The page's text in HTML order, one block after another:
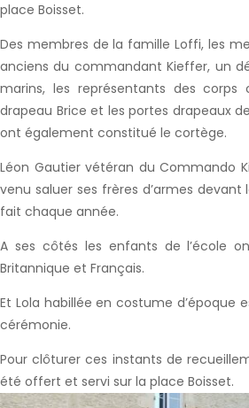
place Boisset.
Des membres de la famille Loffi, les
anciens du commandant Kieffer, un
marins, les représentants des corps
drapeau Brice et les portes drapeaux
ont également constitué le cortège.
Léon Gautier vétéran du Commando
venu saluer ses frères d’armes
fait chaque année.
A ses côtés les enfants de l’école
Britannique et Français.
Et Lola habillée en costume d’époque
cérémonie.
Pour clôturer ces instants de
été offert et servi sur la place Boisset.